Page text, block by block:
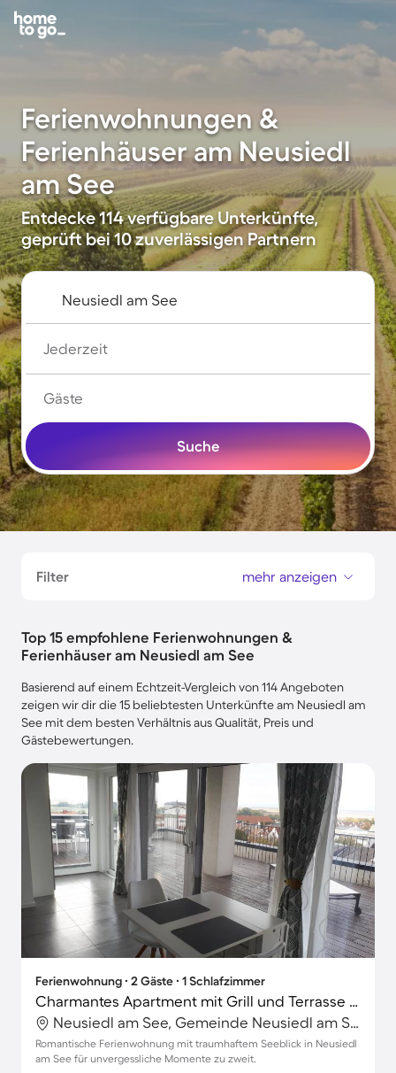
Ferienwohnungen &
Ferienhäuser am Neusiedl
am See
Entdecke 114 verfügbare Unterkünfte,
geprüft bei 10 zuverlässigen Partnern
Jederzeit
Gäste
Suche
Filter mehr anzeigen
Top 15 empfohlene Ferienwohnungen &
Ferienhäuser am Neusiedl am See
Basierend auf einem Echtzeit-Vergleich von 114 Angeboten
zeigen wir dir die 15 beliebtesten Unterkünfte am Neusiedl am
See mit dem besten Verhältnis aus Qualität, Preis und
Gästebewertungen.
Ferienwohnung ∙ 2 Gäste ∙ 1 Schlafzimmer
Charmantes Apartment mit Grill und Terrasse | Seeblick
Neusiedl am See, Gemeinde Neusiedl am See, Österreich
Romantische Ferienwohnung mit traumhaftem Seeblick in Neusiedl
am See für unvergessliche Momente zu zweit.